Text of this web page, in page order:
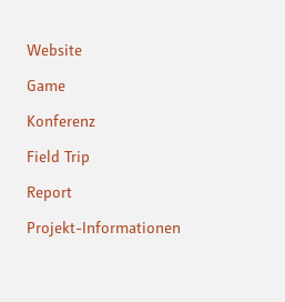
Website
Game
Konferenz
Field Trip
Report
Projekt-Informationen